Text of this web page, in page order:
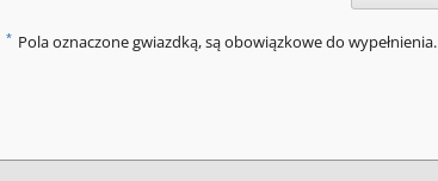
* Pola oznaczone gwiazdką, są obowiązkowe do wypełnienia.